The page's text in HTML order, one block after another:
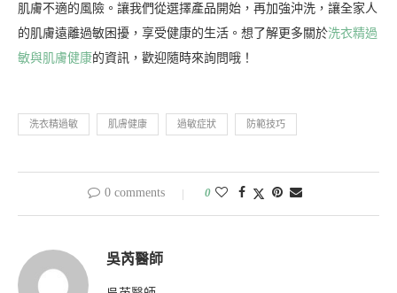
肌膚不適的風險。讓我們從選擇產品開始，再加強沖洗，讓全家人
的肌膚遠離過敏困擾，享受健康的生活。想了解更多關於洗衣精過
敏與肌膚健康的資訊，歡迎隨時來詢問哦！
洗衣精過敏 肌膚健康 過敏症狀 防範技巧
0 comments 0
吳芮醫師